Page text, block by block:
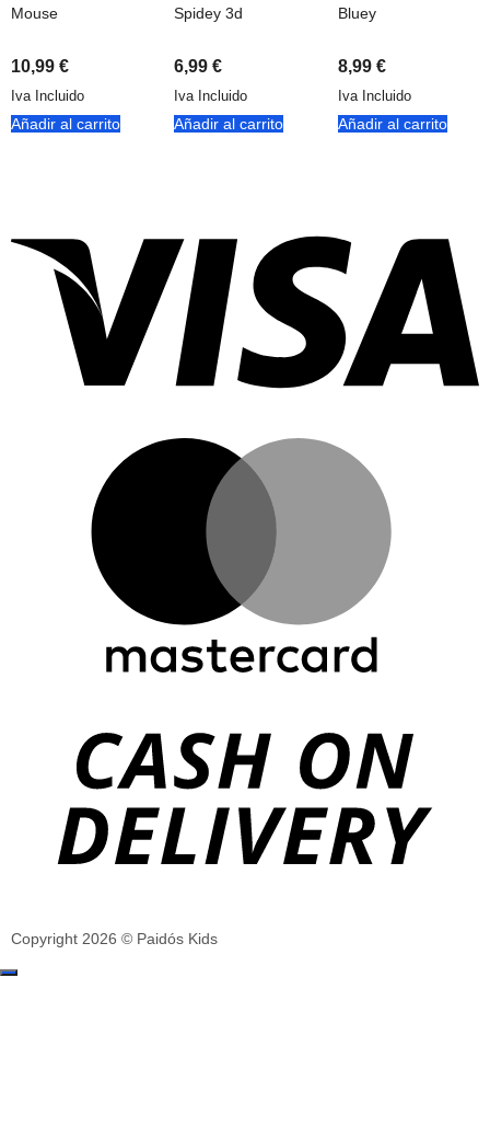
Mouse
10,99 €
Iva Incluido
Añadir al carrito
Spidey 3d
6,99€
Iva Incluido
Añadir al carrito
Bluey
8,99 €
Iva Incluido
Añadir al carrito
Copyright 2026 © Paidós Kids